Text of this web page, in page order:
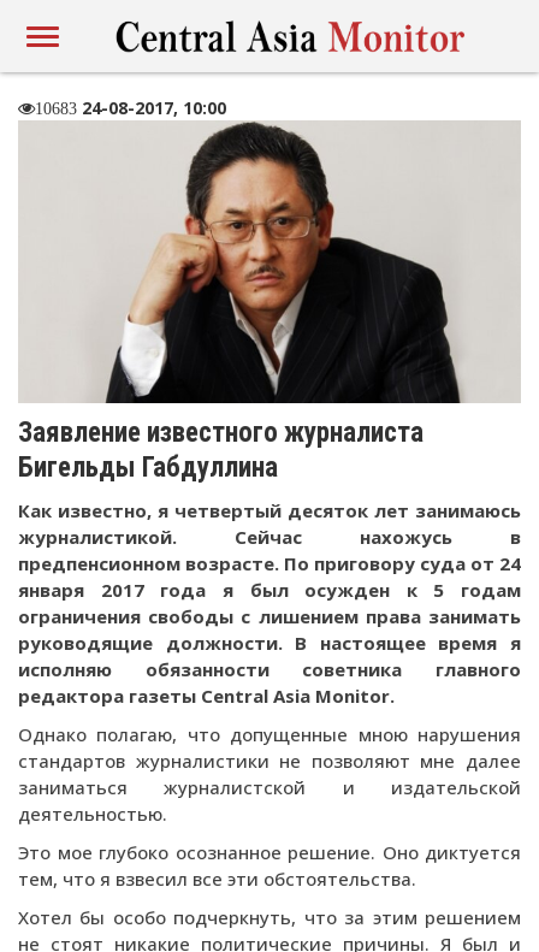
10683 24-08-2017, 10:00
Заявление известного журналиста
Бигельды Габдуллина
Как известно, я четвертый десяток лет занимаюсь
журналистикой. Сейчас нахожусь в
предпенсионном возрасте. По приговору суда от 24
января 2017 года я был осужден к 5 годам
ограничения свободы с лишением права занимать
руководящие должности. В настоящее время я
исполняю обязанности советника главного
редактора газеты Central Asia Monitor.
Однако полагаю, что допущенные мною нарушения
стандартов журналистики не позволяют мне далее
заниматься журналистской и издательской
деятельностью.
Это мое глубоко осознанное решение. Оно диктуется
тем, что я взвесил все эти обстоятельства.
Хотел бы особо подчеркнуть, что за этим решением
не стоят никакие политические причины. Я был и